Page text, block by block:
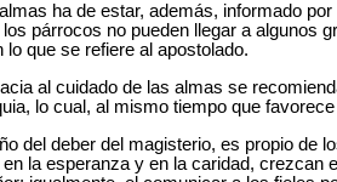
ha de estar, además, informado
párrocos no pueden llegar a algunos
lo que se refiere al apostolado.
al cuidado de las almas se
lo cual, al mismo tiempo que
del deber del magisterio, es propio de
la esperanza y en la caridad,